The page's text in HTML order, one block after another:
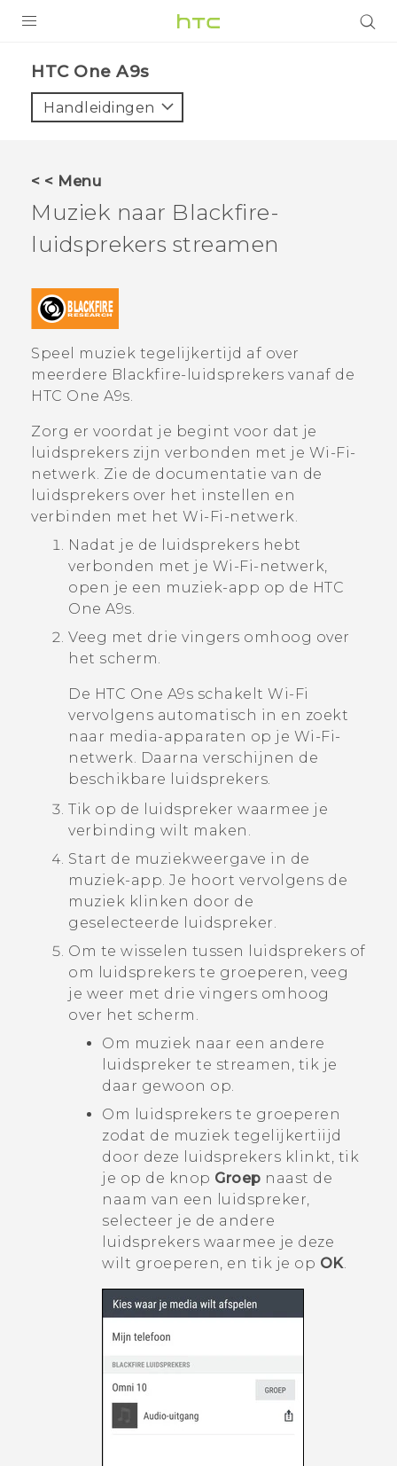
VIVE
AANBIEDINGEN
HTC-apparaten & -accessoires
VIVERSE
Aanmelden
HTC One A9s‎
Handleidingen
< < Menu
Muziek naar Blackfire-
luidsprekers streamen
Speel muziek tegelijkertijd af over
meerdere Blackfire-luidsprekers vanaf de
HTC One A9s.
Zorg er voordat je begint voor dat je
luidsprekers zijn verbonden met je Wi‍-Fi-
netwerk. Zie de documentatie van de
luidsprekers over het instellen en
verbinden met het Wi‍-Fi -netwerk.
Nadat je de luidsprekers hebt
verbonden met je Wi‍-Fi-netwerk,
open je een muziek-app op de HTC
One A9s.
Veeg met drie vingers omhoog over
het scherm.
De HTC One A9s schakelt Wi‍-Fi
vervolgens automatisch in en zoekt
naar media-apparaten op je Wi‍-Fi-
netwerk. Daarna verschijnen de
beschikbare luidsprekers.
Tik op de luidspreker waarmee je
verbinding wilt maken.
Start de muziekweergave in de
muziek-app. Je hoort vervolgens de
muziek klinken door de
geselecteerde luidspreker.
Om te wisselen tussen luidsprekers of
om luidsprekers te groeperen, veeg
je weer met drie vingers omhoog
over het scherm.
Om muziek naar een andere
luidspreker te streamen, tik je
daar gewoon op.
Om luidsprekers te groeperen
zodat de muziek tegelijkertiijd
door deze luidsprekers klinkt, tik
je op de knop Groep naast de
naam van een luidspreker,
selecteer je de andere
luidsprekers waarmee je deze
wilt groeperen, en tik je op OK.